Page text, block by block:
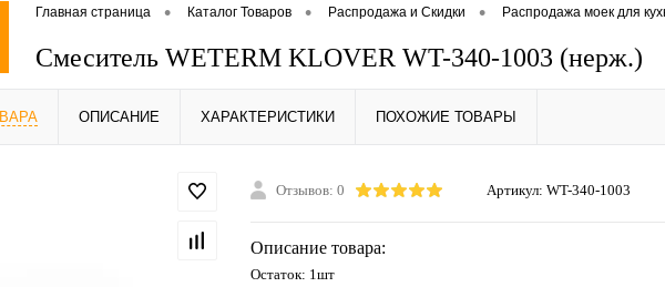
Главная страница • Каталог Товаров • Распродажа и Скидки • Распродажа моек для
Смеситель WETERM KLOVER WT-340-1003 (нерж.)
ОПИСАНИЕ ХАРАКТЕРИСТИКИ ПОХОЖИЕ ТОВАРЫ
Отзывов: 0 Артикул: WT-340-1003
Описание товара:
Остаток: 1шт